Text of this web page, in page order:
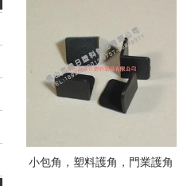
小包角，塑料護角，門業護角